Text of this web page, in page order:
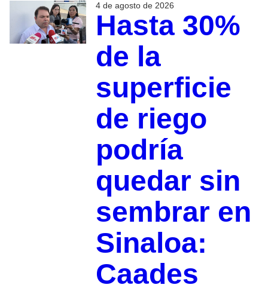
4 de agosto de 2026
Hasta 30%
de la
superficie
de riego
podría
quedar sin
sembrar en
Sinaloa:
Caades